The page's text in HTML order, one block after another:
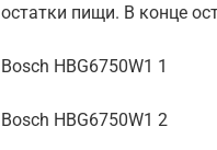
остатки пищи. В конце
Bosch HBG6750W1 1
Bosch HBG6750W1 2